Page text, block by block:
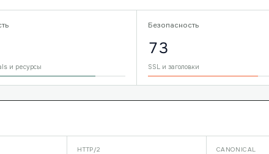
и ресурсы
Безопасность
73
SSL и заголовки
HTTP/2 CANONICAL